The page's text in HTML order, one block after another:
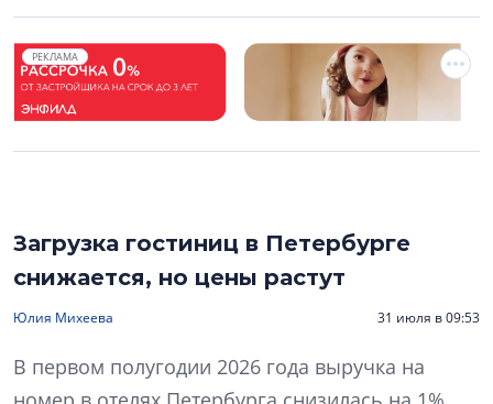
РЕКЛАМА
Загрузка гостиниц в Петербурге
снижается, но цены растут
Юлия Михеева 31 июля в 09:53
В первом полугодии 2026 года выручка на